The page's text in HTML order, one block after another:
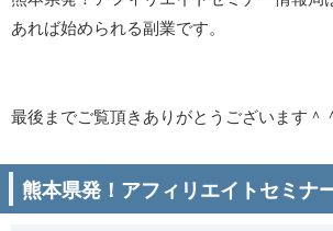
あれば始められる副業です。
最後までご覧頂きありがとうございます＾
熊本県発！アフィリエイトセミナ